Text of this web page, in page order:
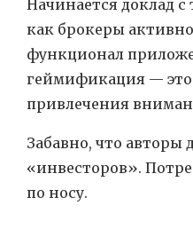
Начинается доклад с
как брокеры
функционал
геймификация — это
привлечения
Забавно, что авторы
«инвесторов».
по носу.